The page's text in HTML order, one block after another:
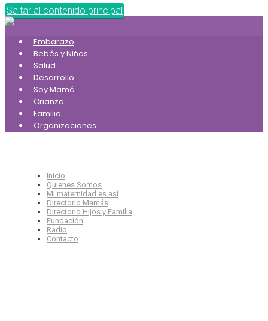
Saltar al contenido principal
Embarazo
Bebés y Niños
Salud
Desarrollo
Soy Mamá
Crianza
Familia
Organizaciones
Inicio
Quienes Somos
Mi maternidad es así
Directorio Mamás
Directorio Hijos y Familia
Fundación
Radio
Contacto